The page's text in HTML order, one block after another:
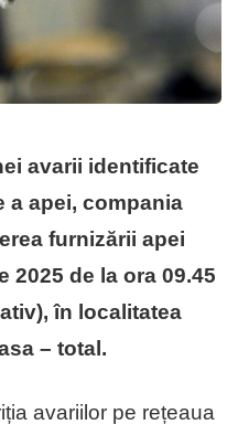
avarii identificate
a apei, compania
furnizării apei
2025 de la ora 09.45
în localitatea
– total .
avariilor pe rețeaua